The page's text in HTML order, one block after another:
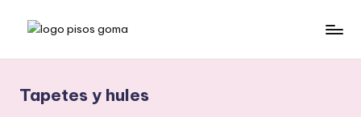
Saltar
o
Tapetes y hules